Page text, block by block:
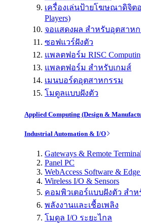
เครื่องเล่นป้ายโฆษณาดิจิตอ
Players)
จอแสดงผล สำหรับอุตสาห
ซอฟแวร์ฝังตัว
แพลตฟอร์ม RISC
แพลตฟอร์ม สำหรับเกมส์
เมนบอร์ดอุตสาหกรรม
โมดูลแบบฝังตัว
Applied Computing (Design &
Industrial Automation & I/O
Gateways & Remote
Panel PC
WebAccess Software &
Wireless I/O & Sensors
คอมพิวเตอร์แบบฝังตัว สำ
พลังงานและเชื้อเพลิง
โมดูล I/O ระยะไกล